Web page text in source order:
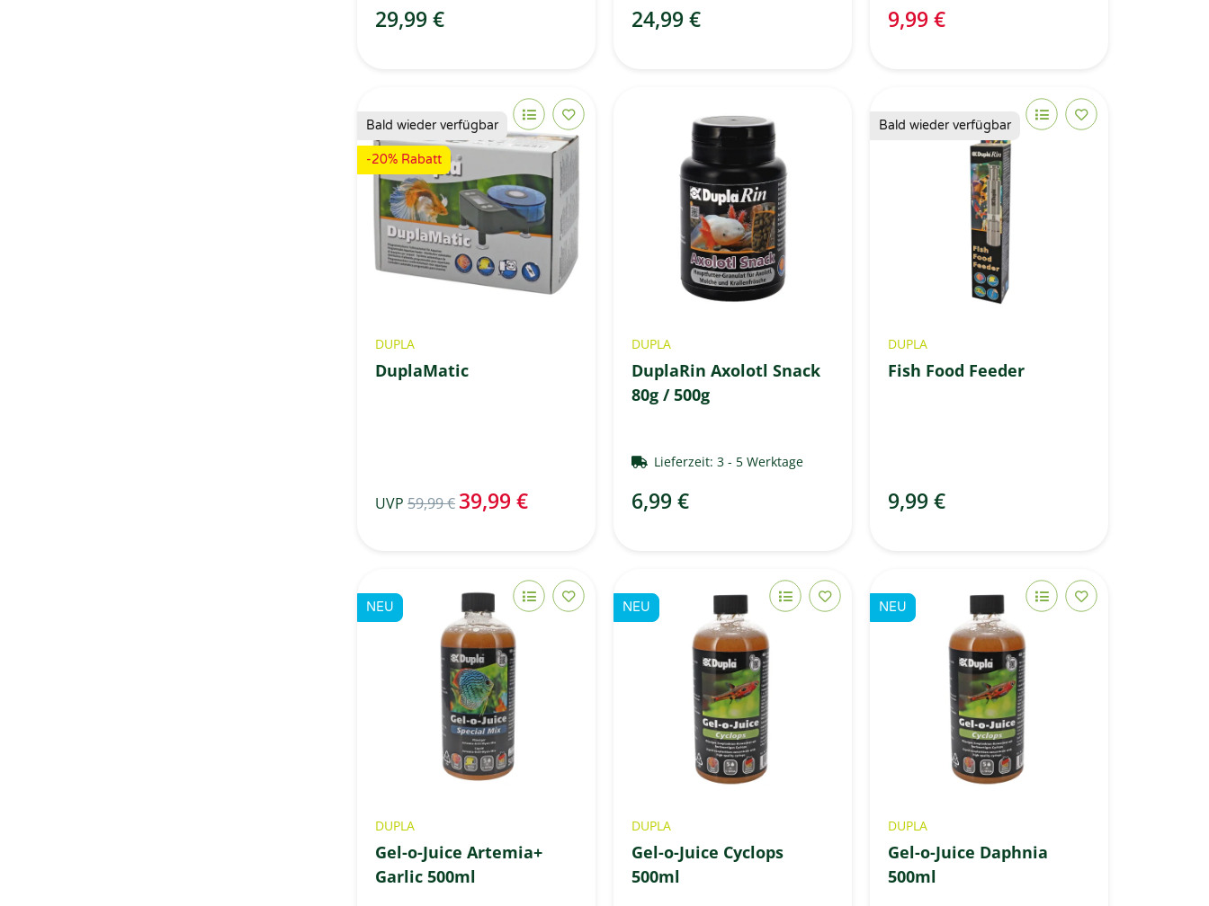
29,99 € 24,99 € 9,99 €
Bald wieder verfügbar
-20% Rabatt
DUPLA
DuplaMatic
UVP 59,99 € 39,99 €
DUPLA
DuplaRin Axolotl Snack
80g / 500g
Lieferzeit:3 - 5 Werktage
6,99 €
Bald wieder verfügbar
DUPLA
Fish Food Feeder
9,99 €
NEU
DUPLA
Gel-o-Juice Artemia+
Garlic 500ml
NEU
DUPLA
Gel-o-Juice Cyclops
500ml
NEU
DUPLA
Gel-o-Juice Daphnia
500ml